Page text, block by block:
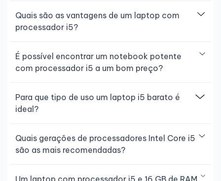
Quais são as vantagens de um laptop com
processador i5?
É possível encontrar um notebook potente
com processador i5 a um bom preço?
Para que tipo de uso um laptop i5 barato é
ideal?
Quais gerações de processadores Intel Core i5
são as mais recomendadas?
Um laptop com processador i5 e 16 GB de RAM